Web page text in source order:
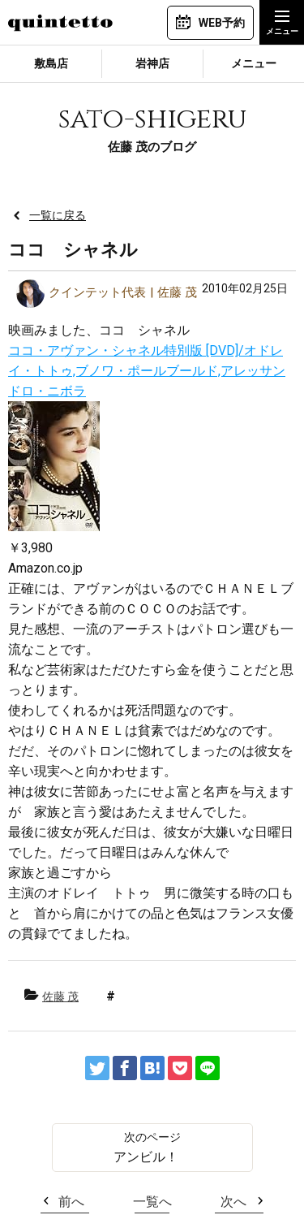
WEB予約
敷島店 岩神店 メニュー
sato-shigeru
佐藤 茂のブログ
一覧に戻る
ココ シャネル
クインテット代表 佐藤 茂 2010年02月25日
映画みました、ココ シャネル
ココ・アヴァン・シャネル特別版 [DVD]/オドレ
イ・トトゥ,ブノワ・ポールブールド,アレッサン
ドロ・ニボラ
￥3,980
Amazon.co.jp
正確には、アヴァンがはいるのでＣＨＡＮＥＬブ
ランドができる前のＣＯＣＯのお話です。
見た感想、一流のアーチストはパトロン選びも一
流なことです。
私など芸術家はただひたすら金を使うことだと思
っとります。
使わしてくれるかは死活問題なのです。
やはりＣＨＡＮＥＬは貧素ではだめなのです。
だだ、そのパトロンに惚れてしまったのは彼女を
辛い現実へと向かわせます。
神は彼女に苦節あったにせよ富と名声を与えます
が 家族と言う愛はあたえませんでした。
最後に彼女が死んだ日は、彼女が大嫌いな日曜日
でした。だって日曜日はみんな休んで
家族と過ごすから
主演のオドレイ トトゥ 男に微笑する時の口も
と 首から肩にかけての品と色気はフランス女優
の貫録でてましたね。
佐藤 茂
アンビル！
前へ 一覧へ 次へ